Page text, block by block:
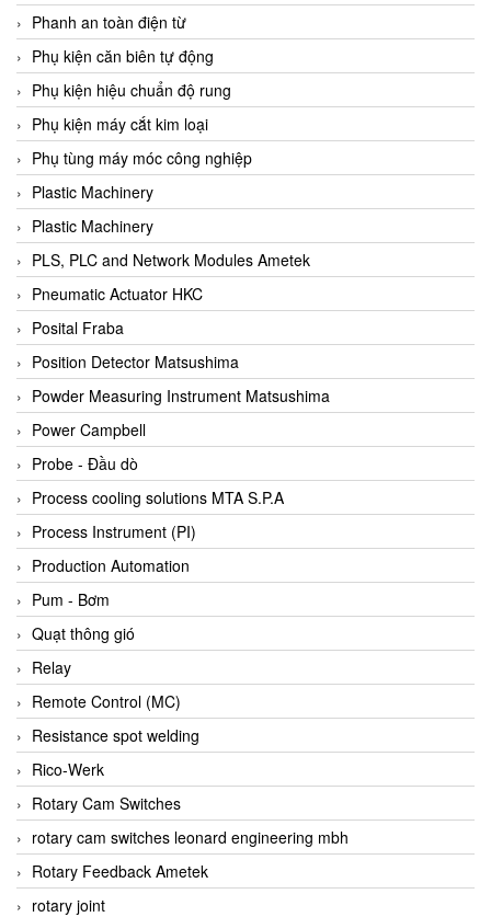
Benetech Vietnam
Bently Nevada
Bentone Vietnam
Bernstein Vietnam
Berthold
Bestech
Bestech
BETA
Bifold
Bihl+wiedemann
Bihl+wiedemann
Bilz
Binder Connector
Biotech
BirdX Vietnam
BK Vibro
Black Box
BlackBox Vietnam
BLAGDON PUMP
Bloom Engineering
Boneng
Bopp & Reuther Messtechnik
Bosch
Boydcorp
BRAUN Vietnam
Brinkmann Pumpen
BRONKHORST
Phanh an toàn điện từ
Phụ kiện căn biên tự động
Phụ kiện hiệu chuẩn độ rung
Phụ kiện máy cắt kim loại
Phụ tùng máy móc công nghiệp
Plastic Machinery
Plastic Machinery
PLS, PLC and Network Modules Ametek
Pneumatic Actuator HKC
Posital Fraba
Position Detector Matsushima
Powder Measuring Instrument Matsushima
Power Campbell
Probe - Đầu dò
Process cooling solutions MTA S.P.A
Process Instrument (PI)
Production Automation
Pum - Bơm
Quạt thông gió
Relay
Remote Control (MC)
Resistance spot welding
Rico-Werk
Rotary Cam Switches
rotary cam switches leonard engineering mbh
Rotary Feedback Ametek
rotary joint